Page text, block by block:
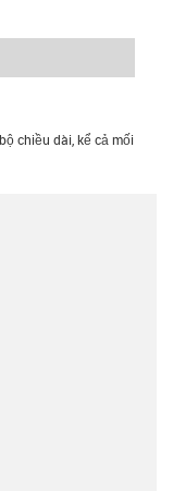
chiều dài, kể cả mối